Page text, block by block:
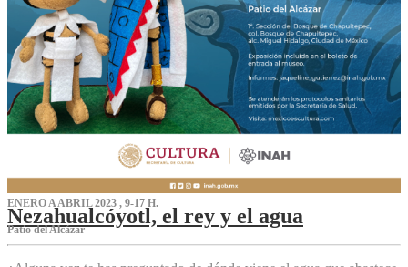
ENERO A ABRIL 2023 , 9-17 H.
Nezahualcóyotl, el rey y el agua
Patio del Alcázar